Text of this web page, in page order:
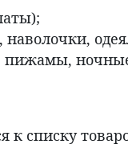
наволочки,
пижамы,
к списку